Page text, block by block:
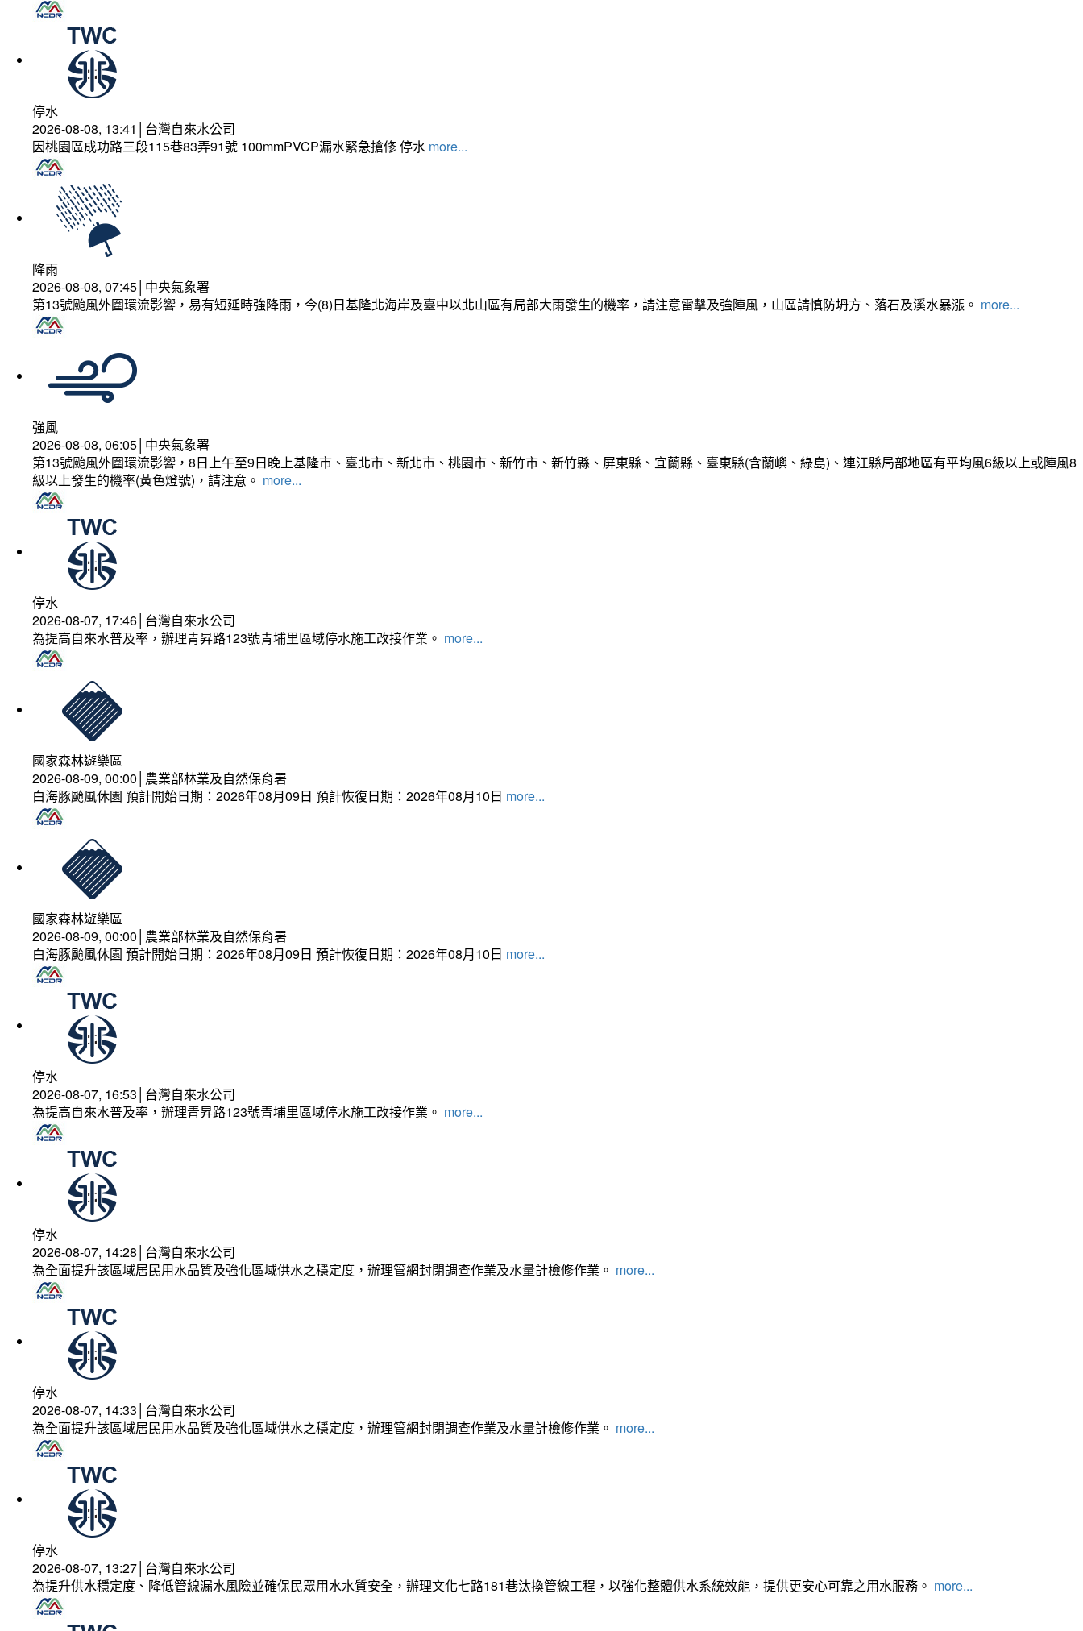
停水
2026-08-08, 13:41│台灣自來水公司
因桃園區成功路三段115巷83弄91號 100mmPVCP漏水緊急搶修 停水 more...
降雨
2026-08-08, 07:45│中央氣象署
第13號颱風外圍環流影響，易有短延時強降雨，今(8)日基隆北海岸及臺中以北山區有局部大雨發生的機率，請注意雷擊及強陣風，山區請慎防坍方、落石及溪水暴漲。 more...
強風
2026-08-08, 06:05│中央氣象署
第13號颱風外圍環流影響，8日上午至9日晚上基隆市、臺北市、新北市、桃園市、新竹市、新竹縣、屏東縣、宜蘭縣、臺東縣(含蘭嶼、綠島)、連江縣局部地區有平均風6級以上或陣風8
級以上發生的機率(黃色燈號)，請注意。 more...
停水
2026-08-07, 17:46│台灣自來水公司
為提高自來水普及率，辦理青昇路123號青埔里區域停水施工改接作業。 more...
國家森林遊樂區
2026-08-09, 00:00│農業部林業及自然保育署
白海豚颱風休園 預計開始日期：2026年08月09日 預計恢復日期：2026年08月10日 more...
國家森林遊樂區
2026-08-09, 00:00│農業部林業及自然保育署
白海豚颱風休園 預計開始日期：2026年08月09日 預計恢復日期：2026年08月10日 more...
停水
2026-08-07, 16:53│台灣自來水公司
為提高自來水普及率，辦理青昇路123號青埔里區域停水施工改接作業。 more...
停水
2026-08-07, 14:28│台灣自來水公司
為全面提升該區域居民用水品質及強化區域供水之穩定度，辦理管網封閉調查作業及水量計檢修作業。 more...
停水
2026-08-07, 14:33│台灣自來水公司
為全面提升該區域居民用水品質及強化區域供水之穩定度，辦理管網封閉調查作業及水量計檢修作業。 more...
停水
2026-08-07, 13:27│台灣自來水公司
為提升供水穩定度、降低管線漏水風險並確保民眾用水水質安全，辦理文化七路181巷汰換管線工程，以強化整體供水系統效能，提供更安心可靠之用水服務。 more...